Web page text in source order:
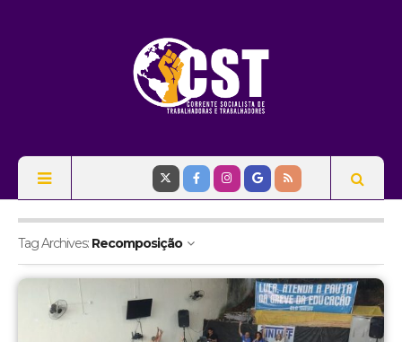
Tag Archives: Recomposição